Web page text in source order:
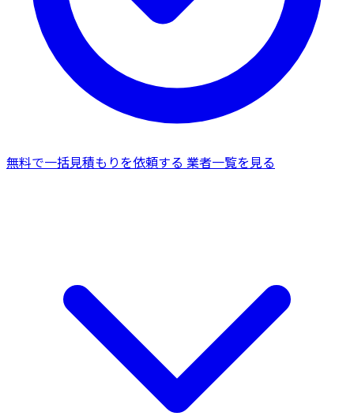
無料で一括見積もりを依頼する 業者一覧を見る